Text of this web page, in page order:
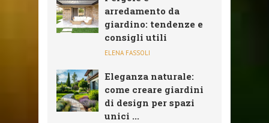
arredamento da
giardino: tendenze e
consigli utili
ELENA FASSOLI
Eleganza naturale:
come creare giardini
di design per spazi
unici ...